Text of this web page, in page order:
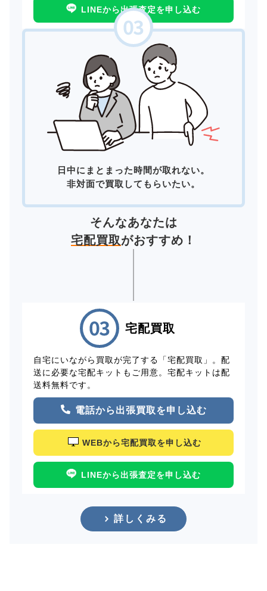
LINEから出張査定を申し込む
日中にまとまった時間が取れない。
非対面で買取してもらいたい。
そんなあなたは
宅配買取がおすすめ！
宅配買取
自宅にいながら買取が完了する「宅配買取」。配
送に必要な宅配キットもご用意。宅配キットは配
送料無料です。
電話から出張買取を申し込む
WEBから宅配買取を申し込む
LINEから出張査定を申し込む
詳しくみる